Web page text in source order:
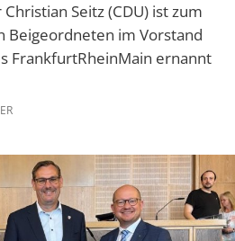
Seitz (CDU) ist zum
Beigeordneten im Vorstand
FrankfurtRheinMain ernannt